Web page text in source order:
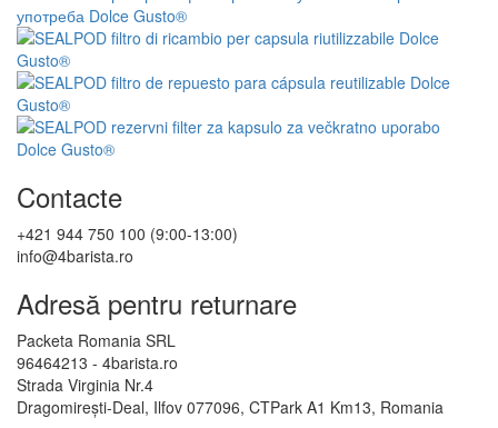
Contacte
+421 944 750 100 (9:00-13:00)
info@4barista.ro
Adresă pentru returnare
Packeta Romania SRL
96464213 - 4barista.ro
Strada Virginia Nr.4
Dragomirești-Deal, Ilfov 077096, CTPark A1 Km13, Romania